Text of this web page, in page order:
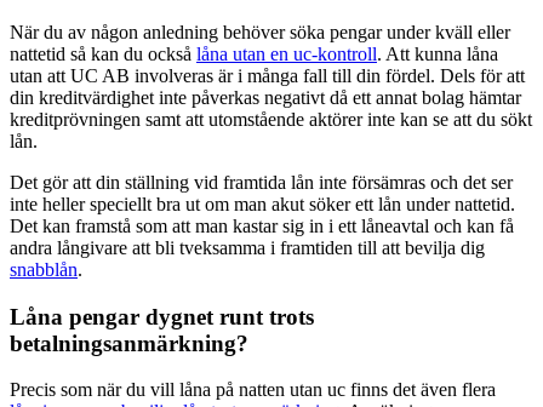
När du av någon anledning behöver söka pengar under kväll eller
nattetid så kan du också låna utan en uc-kontroll. Att kunna låna
utan att UC AB involveras är i många fall till din fördel. Dels för att
din kreditvärdighet inte påverkas negativt då ett annat bolag hämtar
kreditprövningen samt att utomstående aktörer inte kan se att du sökt
lån.
Det gör att din ställning vid framtida lån inte försämras och det ser
inte heller speciellt bra ut om man akut söker ett lån under nattetid.
Det kan framstå som att man kastar sig in i ett låneavtal och kan få
andra långivare att bli tveksamma i framtiden till att bevilja dig
snabblån.
Låna pengar dygnet runt trots
betalningsanmärkning?
Precis som när du vill låna på natten utan uc finns det även flera